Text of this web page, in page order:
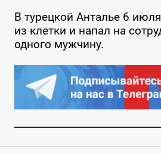
В турецкой Анталье 6
из клетки и напал на
одного мужчину.